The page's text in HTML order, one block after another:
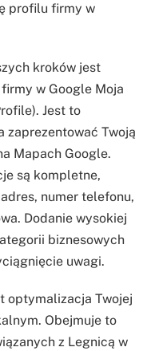
profilu firmy w
kroków jest
w Google Moja
Jest to
zaprezentować Twoją
Mapach Google.
są kompletne,
numer telefonu,
Dodanie wysokiej
biznesowych
uwagi.
optymalizacja Twojej
Obejmuje to
z Legnicą w